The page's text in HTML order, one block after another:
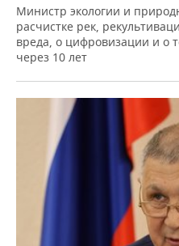
Министр экологии и
расчистке рек,
вреда, о цифровизации и о
через 10 лет